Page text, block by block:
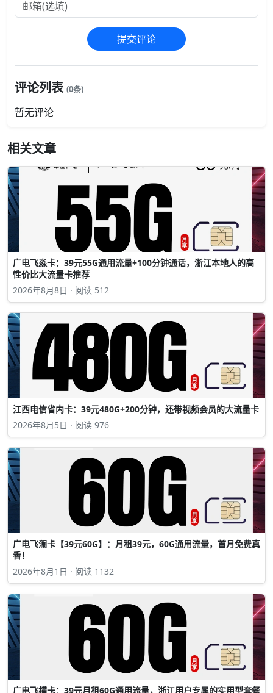
提交评论
评论列表 (0条)
暂无评论
相关文章
广电飞淼卡：39元55G通用流量+100分钟通话，浙江本地人的高
性价比大流量卡推荐
2026年8月8日 · 阅读 512
江西电信省内卡：39元480G+200分钟，还带视频会员的大流量卡
2026年8月5日 · 阅读 976
广电飞澜卡【39元60G】：月租39元，60G通用流量，首月免费真
香！
2026年8月1日 · 阅读 1132
广电飞横卡：39元月租60G通用流量，浙江用户专属的实用型套餐